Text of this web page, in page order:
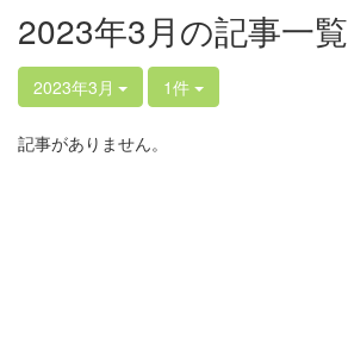
2023年3月の記事一覧
2023年3月 1件
記事がありません。